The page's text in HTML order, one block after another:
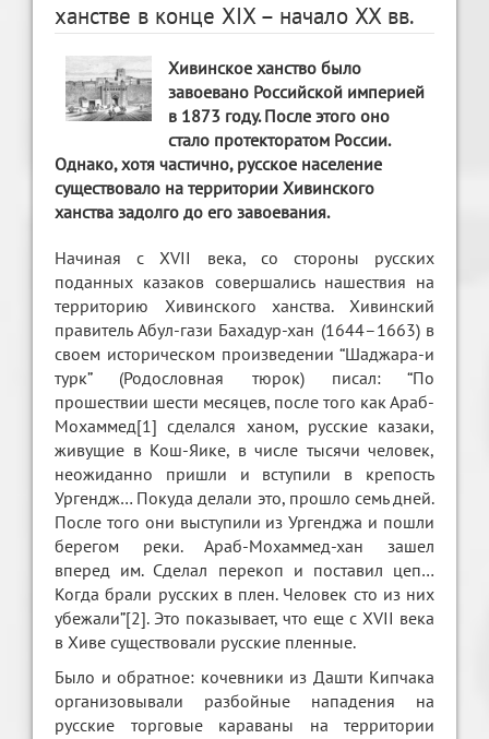
ханстве в конце XIX – начало XX вв.
Хивинское ханство было
завоевано Российской империей
в 1873 году. После этого оно
стало протекторатом России.
Однако, хотя частично, русское население
существовало на территории Хивинского
ханства задолго до его завоевания.
Начиная с XVII века, со стороны русских
поданных казаков совершались нашествия на
территорию Хивинского ханства. Хивинский
правитель Абул-гази Бахадур-хан (1644–1663) в
своем историческом произведении “Шаджара-и
тyрк” (Родословная тюрок) писал: “По
прошествии шести месяцев, после того как Араб-
Мохаммед[1] сделался ханом, русские казаки,
живущие в Кош-Яике, в числе тысячи человек,
неожиданно пришли и вступили в крепость
Ургендж… Покуда делали это, прошло семь дней.
После того они выступили из Ургенджа и пошли
берегом реки. Араб-Мохаммед-хан зашел
вперед им. Сделал перекоп и поставил цеп…
Когда брали русских в плен. Человек сто из них
убежали”[2]. Это показывает, что еще с XVII века
в Хиве существовали русские пленные.
Было и обратное: кочевники из Дашти Кипчака
организовывали разбойные нападения на
русские торговые караваны на территории